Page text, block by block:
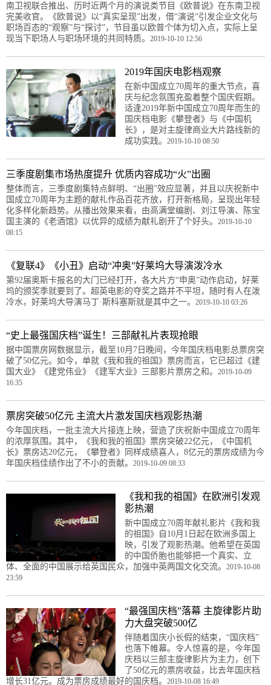
南卫视联合推出、历时近两个月的演说类节目《欧普说》在东南卫视
完美收官。《欧普说》以“真实呈现”出发，借“演说”引发企业文化与
职场百态的“观察”与“探讨”，节目虽以欧普个体为切入点，实际上呈
现当下职场人与职场环境的共同特质。 2019-10-10 12:56
2019年国庆电影档观察
在新中国成立70周年的重大节点，喜
庆与纪念氛围充盈着整个国庆假期。
适逢2019年新中国成立70周年而生的
国庆档电影《攀登者》与《中国机
长》，是对主旋律商业大片路线新的
成功实践。 2019-10-10 08:50
三季度剧集市场热度提升 优质内容成功“火”出圈
整体而言，三季度剧集特点鲜明、“出圈”效应显著，并且以庆祝新中
国成立70周年为主题的献礼作品百花齐放，打开新格局，呈现出年轻
化多样化新趋势。从播出效果来看，由高满堂编剧、刘江导演、陈宝
国主演的《老酒馆》以优异的成绩为献礼剧开了个好头。 2019-10-10
08:15
《复联4》《小丑》启动“冲奥”好莱坞大导演泼冷水
第92届奥斯卡报名的大门已经打开，各大片方“申奥”动作启动，好莱
坞的颁奖季就要到了。超英电影的夺奖之路并不平坦，随时有人在泼
冷水，好莱坞大导演马丁·斯科塞斯就是其中之一。 2019-10-10 03:26
“史上最强国庆档”诞生！三部献礼片表现抢眼
据中国票房网数据显示，截至10月7日晚间，今年国庆档电影总票房突
破了50亿元。如今，单就《我和我的祖国》票房而言，它已超过《建
国大业》《建党伟业》《建军大业》三部影片票房之和。 2019-10-09
16:35
票房突破50亿元 主流大片激发国庆档观影热潮
今年国庆档，一批主流大片接连上映，营造了庆祝新中国成立70周年
的浓厚氛围。其中，《我和我的祖国》票房突破22亿元，《中国机
长》票房达20亿元，《攀登者》同样成绩喜人，8亿元的票房成绩为今
年国庆档佳绩作出了不小的贡献。 2019-10-09 08:33
《我和我的祖国》在欧洲引发观
影热潮
新中国成立70周年献礼影片《我和我
的祖国》自10月1日起在欧洲多国上
映，引发了观影热潮。他希望在英国
的中国侨胞也能够把一个真实、立
体、全面的中国展示给英国民众，加强中英两国文化交流。 2019-10-08
23:59
“最强国庆档”落幕 主旋律影片助
力大盘突破500亿
伴随着国庆小长假的结束，“国庆档”
也落下帷幕。令人惊喜的是，今年国
庆档以三部主旋律影片为主力，创下
了50亿元的票房收益，比去年国庆档
增长31亿元。成为票房成绩最好的国庆档。 2019-10-08 16:49